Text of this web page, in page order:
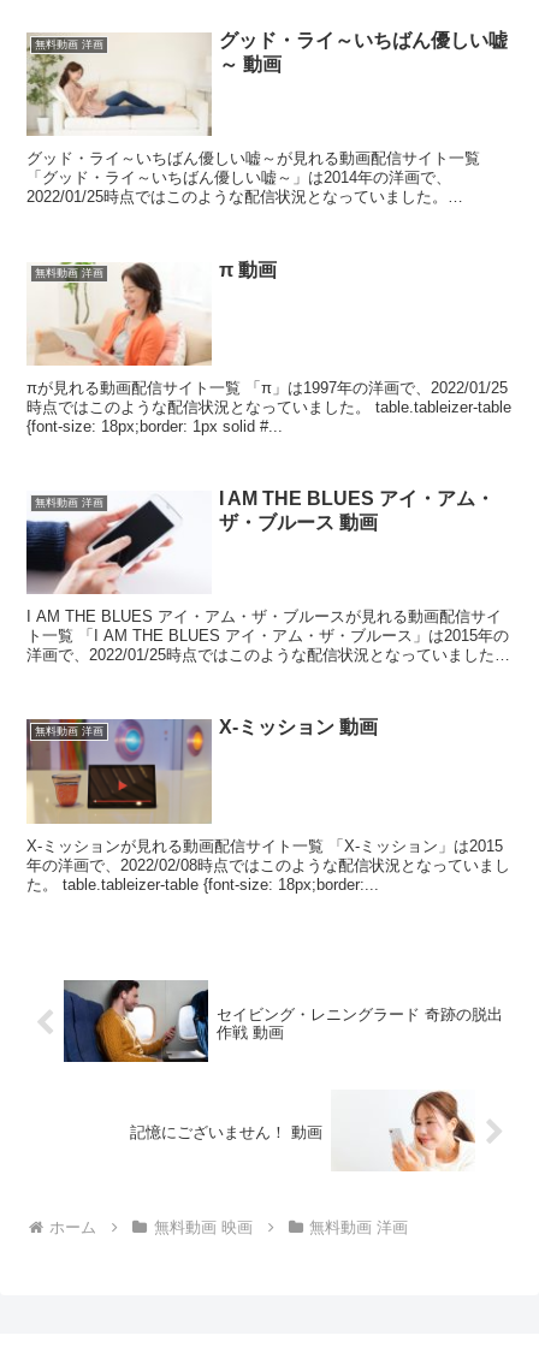
無料動画 洋画
グッド・ライ～いちばん優しい嘘
～ 動画
グッド・ライ～いちばん優しい嘘～が見れる動画配信サイト一覧
「グッド・ライ～いちばん優しい嘘～」は2014年の洋画で、
2022/01/25時点ではこのような配信状況となっていました。
無料動画 洋画 π 動画
πが見れる動画配信サイト一覧 「π」は1997年の洋画で、2022/01/25
時点ではこのような配信状況となっていました。 table.tableizer-table
{font-size: 18px;border: 1px solid #...
無料動画 洋画
I AM THE BLUES アイ・アム・
ザ・ブルース 動画
I AM THE BLUES アイ・アム・ザ・ブルースが見れる動画配信サイ
ト一覧 「I AM THE BLUES アイ・アム・ザ・ブルース」は2015年の
洋画で、2022/01/25時点ではこのような配信状況となっていました。
無料動画 洋画 X-ミッション 動画
X-ミッションが見れる動画配信サイト一覧 「X-ミッション」は2015
年の洋画で、2022/02/08時点ではこのような配信状況となっていまし
た。 table.tableizer-table {font-size: 18px;border:...
セイビング・レニングラード 奇跡の脱出
作戦 動画
記憶にございません！ 動画
ホーム 無料動画 映画 無料動画 洋画